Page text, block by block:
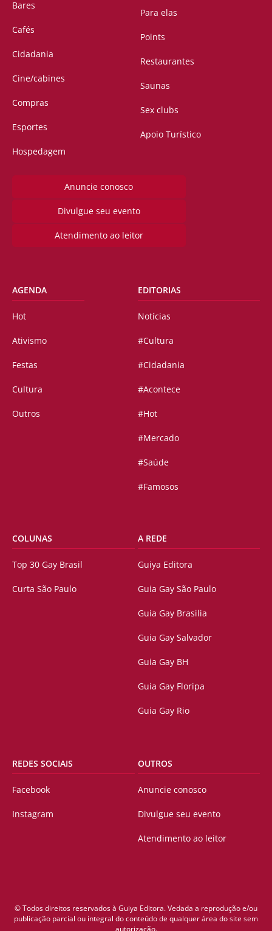
Bares
Cafés
Cidadania
Cine/cabines
Compras
Esportes
Hospedagem
Para elas
Points
Restaurantes
Saunas
Sex clubs
Apoio Turístico
Anuncie conosco
Divulgue seu evento
Atendimento ao leitor
AGENDA
Hot
Ativismo
Festas
Cultura
Outros
EDITORIAS
Notícias
#Cultura
#Cidadania
#Acontece
#Hot
#Mercado
#Saúde
#Famosos
COLUNAS
Top 30 Gay Brasil
Curta São Paulo
A REDE
Guiya Editora
Guia Gay São Paulo
Guia Gay Brasilia
Guia Gay Salvador
Guia Gay BH
Guia Gay Floripa
Guia Gay Rio
REDES SOCIAIS
Facebook
Instagram
OUTROS
Anuncie conosco
Divulgue seu evento
Atendimento ao leitor
© Todos direitos reservados à Guiya Editora. Vedada a reprodução e/ou
publicação parcial ou integral do conteúdo de qualquer área do site sem